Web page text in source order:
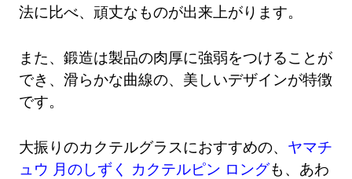
法に比べ、頑丈なものが出来上がります。
また、鍛造は製品の肉厚に強弱をつけることが
でき、滑らかな曲線の、美しいデザインが特徴
です。
大振りのカクテルグラスにおすすめの、 ヤマチ
ュウ 月のしずく カクテルピン ロングも、あわ